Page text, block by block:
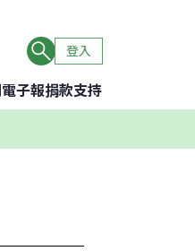
登入
子報捐款支持